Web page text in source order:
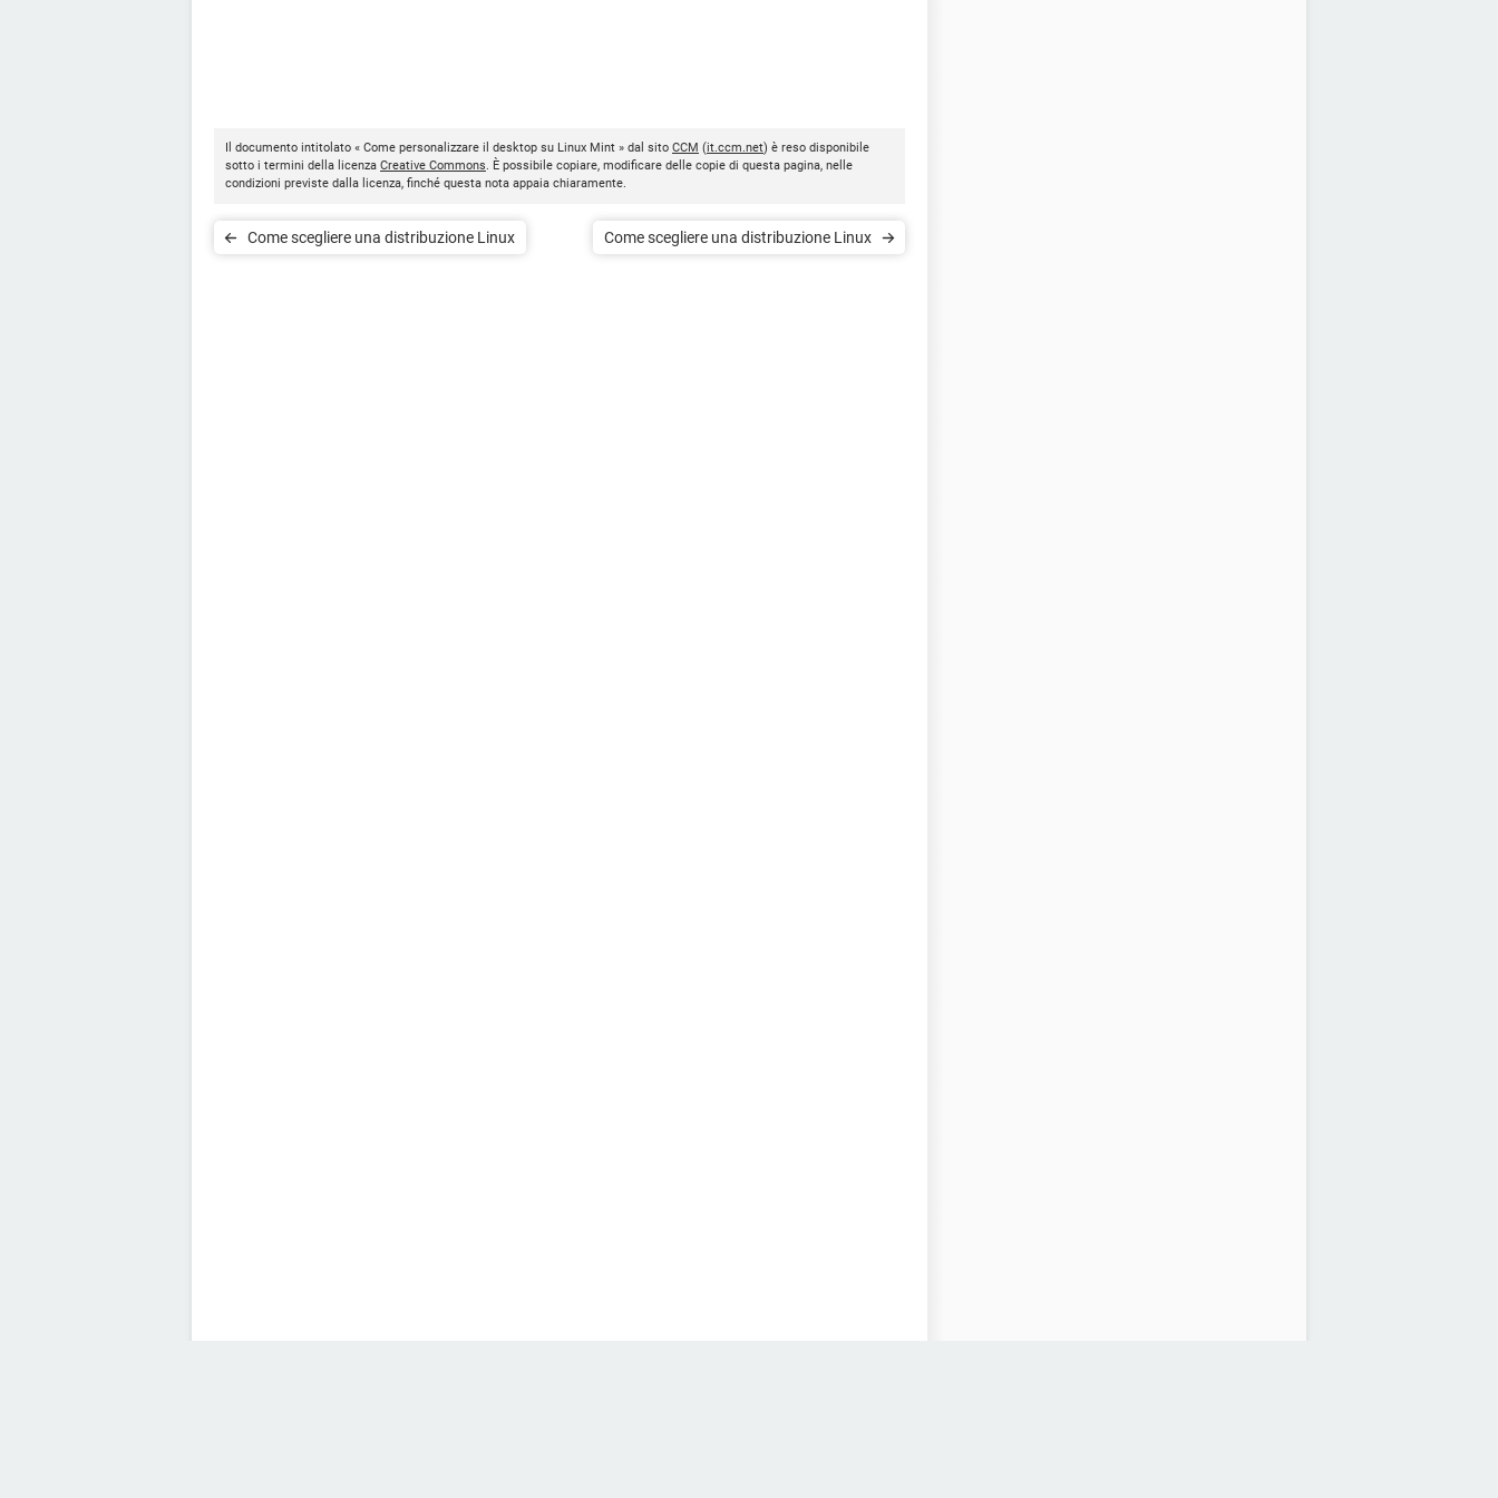
Il documento intitolato « Come personalizzare il desktop su Linux Mint » dal sito CCM (it.ccm.net) è reso disponibile
sotto i termini della licenza Creative Commons. È possibile copiare, modificare delle copie di questa pagina, nelle
condizioni previste dalla licenza, finché questa nota appaia chiaramente.
Come scegliere una distribuzione Linux Come scegliere una distribuzione Linux